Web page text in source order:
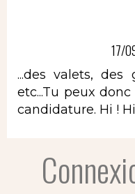
17/
...des valets, des
etc...Tu peux
candidature. Hi !